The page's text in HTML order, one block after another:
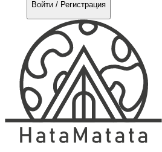
Войти / Регистрация